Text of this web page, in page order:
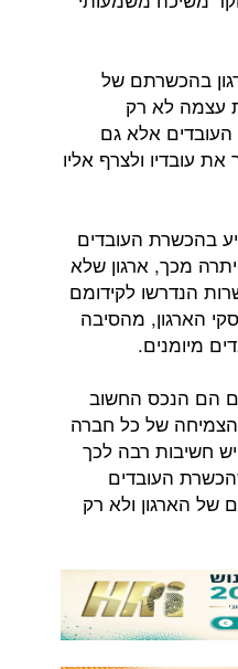
בהכשרתם של
עצמה לא רק
אלא גם
עובדיו ולצרף אליו
בהכשרת העובדים
מכך, ארגון שלא
הנדרשו לקידומם
הארגון, מהסיבה
מיומנים.
הם הנכס החשוב
של כל חברה
חשיבות רבה לכך
העובדים
של הארגון ולא רק